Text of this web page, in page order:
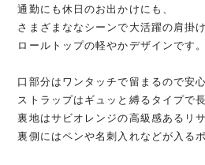
通勤にも休日のお出かけにも、
さまざまななシーンで大活躍の肩掛け
ロールトップの軽やかデザインです。
口部分はワンタッチで留まるので安心
ストラップはギュッと縛るタイプで
裏地はサビオレンジの高級感あるリ
裏側にはペンや名刺入れなどが入る